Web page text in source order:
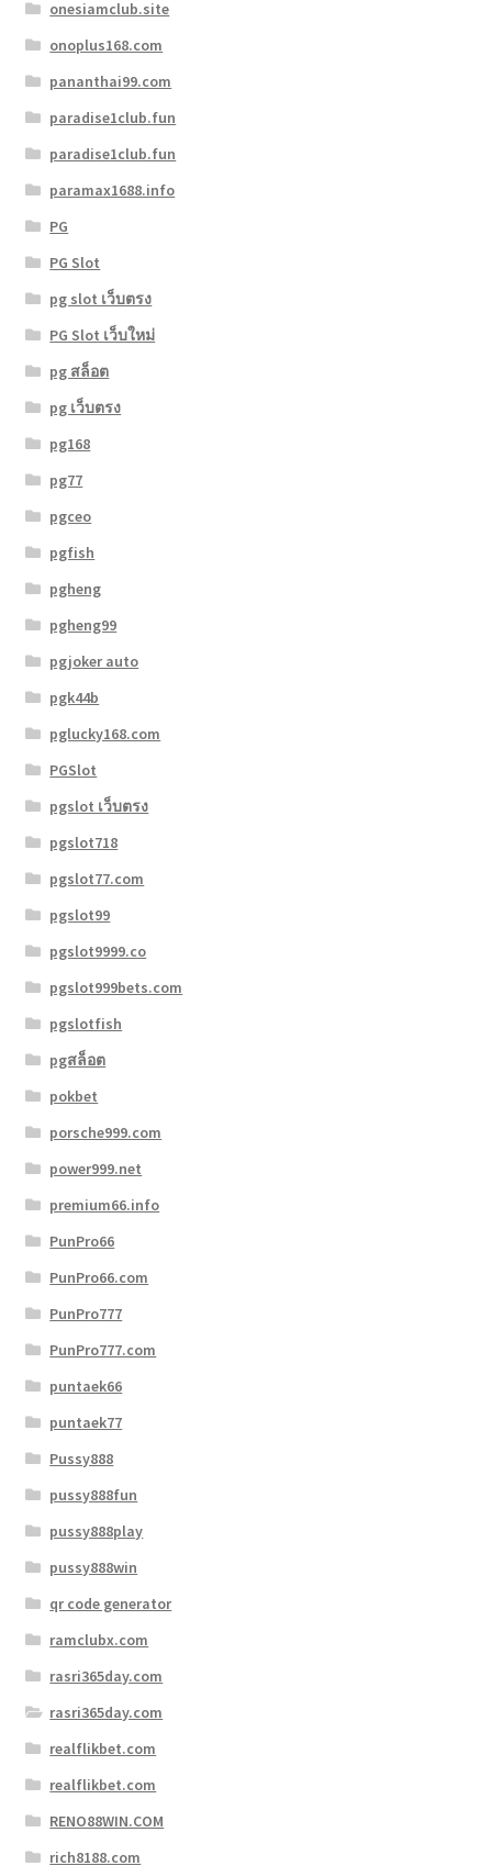
onesiamclub.site
onoplus168.com
pananthai99.com
paradise1club.fun
paradise1club.fun
paramax1688.info
PG
PG Slot
pg slot เว็บตรง
PG Slot เว็บใหม่
pg สล็อต
pg เว็บตรง
pg168
pg77
pgceo
pgfish
pgheng
pgheng99
pgjoker auto
pgk44b
pglucky168.com
PGSlot
pgslot เว็บตรง
pgslot718
pgslot77.com
pgslot99
pgslot9999.co
pgslot999bets.com
pgslotfish
pgสล็อต
pokbet
porsche999.com
power999.net
premium66.info
PunPro66
PunPro66.com
PunPro777
PunPro777.com
puntaek66
puntaek77
Pussy888
pussy888fun
pussy888play
pussy888win
qr code generator
ramclubx.com
rasri365day.com
rasri365day.com
realflikbet.com
realflikbet.com
RENO88WIN.COM
rich8188.com